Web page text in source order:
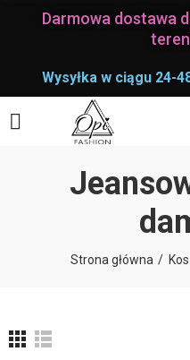
Darmowa dostawa
Wysyłka w ciągu 24-
Strona główna